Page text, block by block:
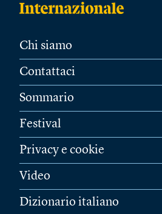
Chi siamo
Contattaci
Sommario
Festival
Privacy e cookie
Video
Dizionario italiano